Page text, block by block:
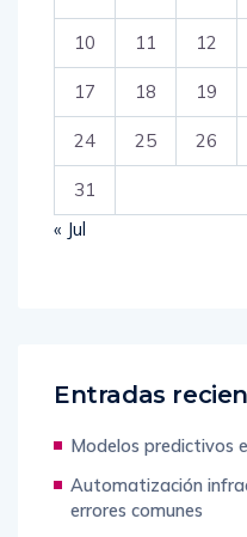
10 11 12
17 18 19
24 25 26
31
« Jul
Entradas
Modelos predictivos
Automatización
errores comunes